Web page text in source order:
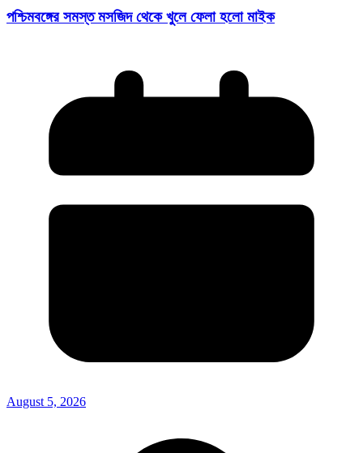
পশ্চিমবঙ্গের সমস্ত মসজিদ থেকে খুলে ফেলা হলো মাইক
August 5, 2026